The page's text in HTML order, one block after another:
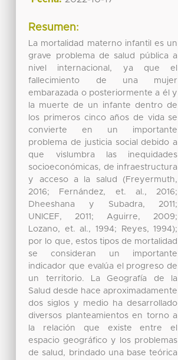
Resumen:
La mortalidad materno infantil es un
grave problema de salud pública a
nivel internacional, ya que el
fallecimiento de una mujer
embarazada o posteriormente a él y
la muerte de un infante dentro de
los primeros cinco años de vida se
convierte en un importante
problema de justicia social debido a
que vislumbra las inequidades
socioeconómicas, de infraestructura
y acceso a la salud (Freyermuth,
2016; Fernández, et. al., 2016;
Dheeshana y Subadra, 2011;
UNICEF, 2011; Aguirre, 2009;
Lozano, et. al., 1994; Reyes, 1994);
por lo que, estos tipos de mortalidad
se consideran un importante
indicador que evalúa el progreso de
un territorio. La Geografía de la
Salud desde hace aproximadamente
dos siglos y medio ha desarrollado
diversos planteamientos en torno a
la relación que existe entre el
espacio geográfico y los problemas
de salud, brindado una base teórica